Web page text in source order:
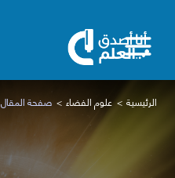
الرئيسية علوم الفضاء صفحة المقال